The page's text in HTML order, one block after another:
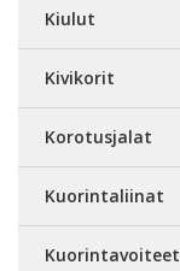
Kiulut
Kivikorit
Korotusjalat
Kuorintaliinat
Kuorintavoiteet